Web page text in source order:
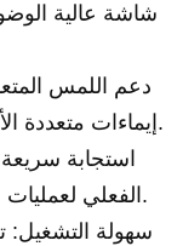
شاشة عالية
دعم اللمس
إيماءات متعددة الأصابع ، مثل التكبير ، والتدوير ، والانزلاق.
استجابة
الفعلي لعمليات اللمس ، مما يوفر تجربة تفاعلية سلسة.
سهولة التشغيل: